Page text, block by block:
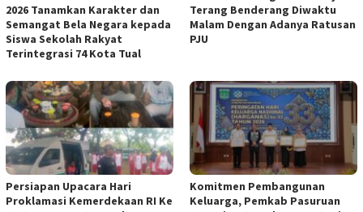
2026 Tanamkan Karakter dan
Semangat Bela Negara kepada
Siswa Sekolah Rakyat
Terintegrasi 74 Kota Tual
Terang Benderang Diwaktu
Malam Dengan Adanya Ratusan
PJU
Persiapan Upacara Hari
Proklamasi Kemerdekaan RI Ke
Komitmen Pembangunan
Keluarga, Pemkab Pasuruan